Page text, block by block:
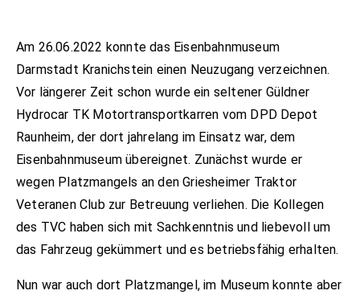
Am 26.06.2022 konnte das Eisenbahnmuseum
Darmstadt Kranichstein einen Neuzugang verzeichnen.
Vor längerer Zeit schon wurde ein seltener Güldner
Hydrocar TK Motortransportkarren vom DPD Depot
Raunheim, der dort jahrelang im Einsatz war, dem
Eisenbahnmuseum übereignet. Zunächst wurde er
wegen Platzmangels an den Griesheimer Traktor
Veteranen Club zur Betreuung verliehen. Die Kollegen
des TVC haben sich mit Sachkenntnis und liebevoll um
das Fahrzeug gekümmert und es betriebsfähig erhalten.
Nun war auch dort Platzmangel, im Museum konnte aber